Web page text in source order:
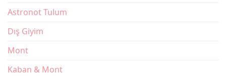
Astronot Tulum
Dış Giyim
Mont
Kaban & Mont